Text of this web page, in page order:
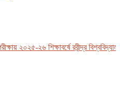
২০২৫-২৬ শিক্ষাবর্ষে রবীন্দ্র